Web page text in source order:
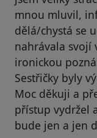
mnou mluvil,
dělá/chystá se
nahrávala svojí
ironickou
Sestřičky byly
Moc děkuji a
přístup vydržel
bude jen a jen